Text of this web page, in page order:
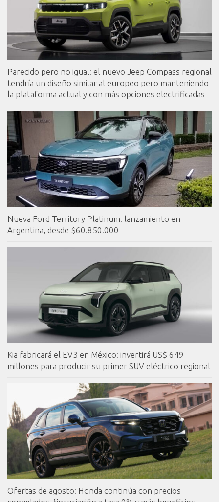
Parecido pero no igual: el nuevo Jeep Compass regional
tendría un diseño similar al europeo pero manteniendo
la plataforma actual y con más opciones electrificadas
Nueva Ford Territory Platinum: lanzamiento en
Argentina, desde $60.850.000
Kia fabricará el EV3 en México: invertirá US$ 649
millones para producir su primer SUV eléctrico regional
Ofertas de agosto: Honda continúa con precios